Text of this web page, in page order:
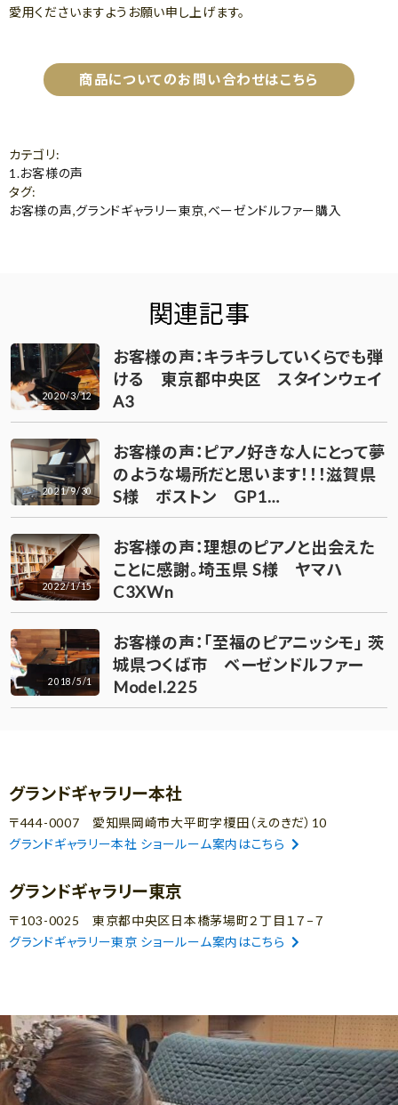
愛用くださいますようお願い申し上げます。
商品についてのお問い合わせはこちら
カテゴリ:
1.お客様の声
タグ:
お客様の声,グランドギャラリー東京,ベーゼンドルファー購入
関連記事
2020/3/12
お客様の声：キラキラしていくらでも弾
ける 東京都中央区 スタインウェイ
A3
2021/9/30
お客様の声：ピアノ好きな人にとって夢
のような場所だと思います！！！滋賀県
S様 ボストン GP1…
2022/1/15
お客様の声：理想のピアノと出会えた
ことに感謝。埼玉県 S様 ヤマハ
C3XWn
2018/5/1
お客様の声：「至福のピアニッシモ」 茨
城県つくば市 ベーゼンドルファー
Model.225
グランドギャラリー本社
〒444-0007 愛知県岡崎市大平町字榎田（えのきだ）10
グランドギャラリー本社 ショールーム案内はこちら
グランドギャラリー東京
〒103-0025 東京都中央区日本橋茅場町２丁目１７−７
グランドギャラリー東京 ショールーム案内はこちら